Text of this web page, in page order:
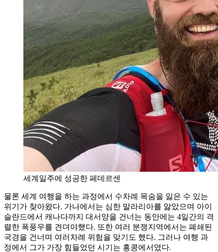
세계일주에 성공한 페데르센
물론 세계 여행을 하는 과정에서 수차례 목숨을 잃은 수 있는
위기가 찾아왔다. 가나에서는 심한 말라리아를 앓았으며 아이
슬란드에서 캐나다까지 대서양을 건너는 동안에는 4일간의 격
렬한 폭풍우를 견뎌야했다. 또한 여러 분쟁지역에서는 폐쇄된
국경을 건너며 여러차례 위험을 맞기도 했다. 그러나 여행 과
정에서 그가 가장 힘들었던 시기는 홍콩에서였다.